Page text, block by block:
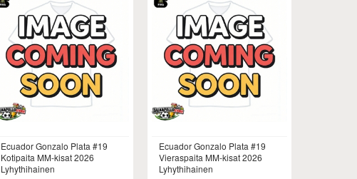
Ecuador Gonzalo Plata #19
Kotipaita MM-kisat 2026
Lyhythihainen
Ecuador Gonzalo Plata #19
Vieraspaita MM-kisat 2026
Lyhythihainen